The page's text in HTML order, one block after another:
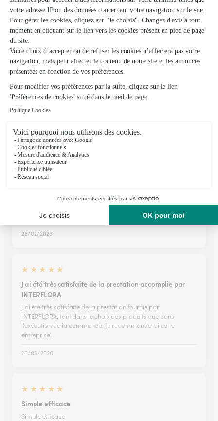
Le Coin Fleuri
Gaillac
★★★★★4.8 (51)
11, rue Joseph Rigal
Ils ont fait livrer des fleurs ou une plante à
Saint Lieux Lafenasse
Facile d'accès image claire et…
Facile d'accès image claire et proposition de service rapide
28/02/2026
★ ★ ★ ★ ★
J'ai été très satisfaite de la prestation accomplie par
INTERFLORA
J'ai été très satisfaite de la prestation fournie par
INTERFLORA, tant dans le choix des produits que dans
l'exécution de la commande. Je recommanderai cette
entreprise.
26/05/2026
★ ★ ★ ★ ★
Simple efficace
Simple efficace